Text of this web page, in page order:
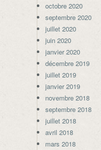
octobre 2020
septembre 2020
juillet 2020
juin 2020
janvier 2020
décembre 2019
juillet 2019
janvier 2019
novembre 2018
septembre 2018
juillet 2018
avril 2018
mars 2018